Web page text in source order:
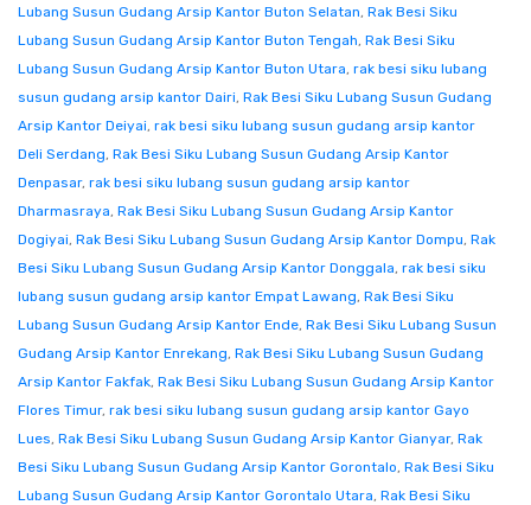
Lubang Susun Gudang Arsip Kantor Buton Selatan, Rak Besi Siku
Lubang Susun Gudang Arsip Kantor Buton Tengah, Rak Besi Siku
Lubang Susun Gudang Arsip Kantor Buton Utara, rak besi siku lubang
susun gudang arsip kantor Dairi, Rak Besi Siku Lubang Susun Gudang
Arsip Kantor Deiyai, rak besi siku lubang susun gudang arsip kantor
Deli Serdang, Rak Besi Siku Lubang Susun Gudang Arsip Kantor
Denpasar, rak besi siku lubang susun gudang arsip kantor
Dharmasraya, Rak Besi Siku Lubang Susun Gudang Arsip Kantor
Dogiyai, Rak Besi Siku Lubang Susun Gudang Arsip Kantor Dompu, Rak
Besi Siku Lubang Susun Gudang Arsip Kantor Donggala, rak besi siku
lubang susun gudang arsip kantor Empat Lawang, Rak Besi Siku
Lubang Susun Gudang Arsip Kantor Ende, Rak Besi Siku Lubang Susun
Gudang Arsip Kantor Enrekang, Rak Besi Siku Lubang Susun Gudang
Arsip Kantor Fakfak, Rak Besi Siku Lubang Susun Gudang Arsip Kantor
Flores Timur, rak besi siku lubang susun gudang arsip kantor Gayo
Lues, Rak Besi Siku Lubang Susun Gudang Arsip Kantor Gianyar, Rak
Besi Siku Lubang Susun Gudang Arsip Kantor Gorontalo, Rak Besi Siku
Lubang Susun Gudang Arsip Kantor Gorontalo Utara, Rak Besi Siku